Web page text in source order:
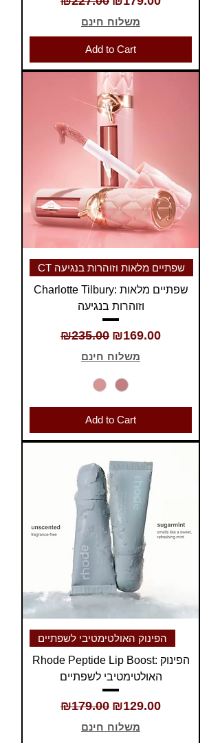
משלוח חינם
Add to Cart
CT שפתיים מלאות וזוהרות בנגיעה
Charlotte Tilbury: שפתיים מלאות
וזוהרות בנגיעה
Regular Price
₪235.00 Sale Price
₪169.00
משלוח חינם
Add to Cart
הפינוק האולטימטיבי לשפתיים
Rhode Peptide Lip Boost: הפינוק
האולטימטיבי לשפתיים
Regular Price
₪179.00 Sale Price
₪129.00
משלוח חינם